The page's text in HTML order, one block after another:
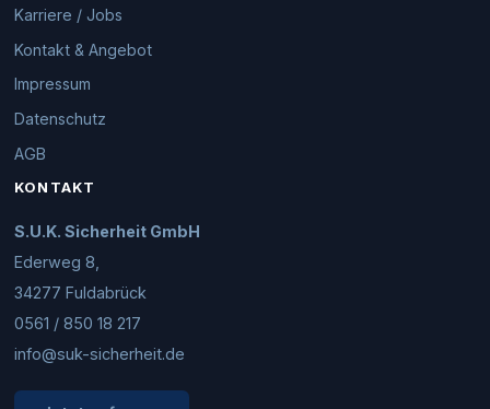
Karriere / Jobs
Kontakt & Angebot
Impressum
Datenschutz
AGB
KONTAKT
S.U.K. Sicherheit GmbH
Ederweg 8,
34277 Fuldabrück
0561 / 850 18 217
info@suk-sicherheit.de